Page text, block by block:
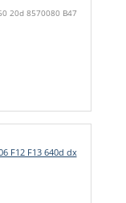
20d 8570080 B47